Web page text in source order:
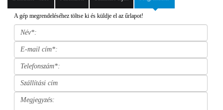
A gép megrendeléséhez töltse ki és küldje el az űrlapot!